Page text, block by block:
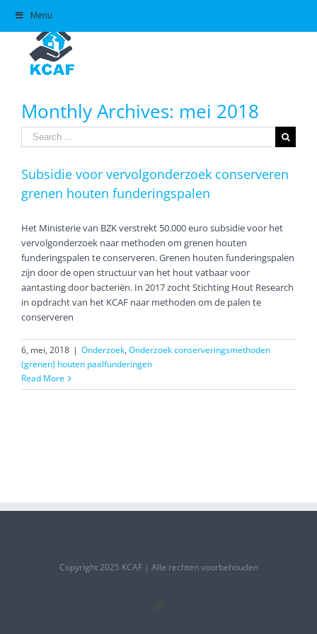
content
Monthly Archives: mei 2018
Search
for:
Subsidie voor vervolgonderzoek conserveren
grenen houten funderingspalen
Het Ministerie van BZK verstrekt 50.000 euro subsidie voor het
vervolgonderzoek naar methoden om grenen houten
funderingspalen te conserveren. Grenen houten funderingspalen
zijn door de open structuur van het hout vatbaar voor
aantasting door bacteriën. In 2017 zocht Stichting Hout Research
in opdracht van het KCAF naar methoden om de palen te
conserveren
6, mei, 2018 | Onderzoek, Onderzoek conserveringsmethoden
(grenen) houten paalfunderingen
Read More
Copyright 2025 KCAF | Alle rechten voorbehouden
Menu